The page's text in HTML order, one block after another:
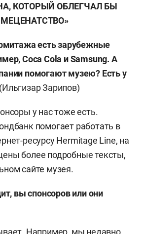
КОТОРЫЙ ОБЛЕГЧАЛ БЫ
МЕЦЕНАТСТВО»
есть зарубежные
Coca Cola и Samsung. А
помогают музею? Есть у
Зарипов)
у нас тоже есть.
помогает работать в
ресурсу Hermitage Line, на
более подробные тексты,
сайте музея.
вы спонсоров или они
Например, мы недавно